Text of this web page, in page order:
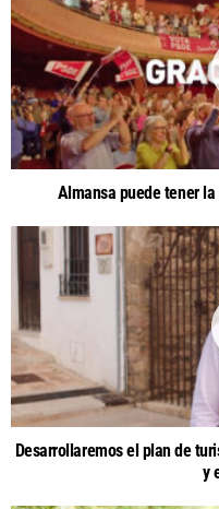
Almansa puede tener
Desarrollaremos el plan de
y